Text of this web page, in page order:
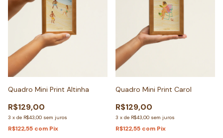
Quadro Mini Print Altinha
R$129,00
3 x de R$43,00 sem juros
R$122,55 com Pix
Quadro Mini Print Carol
R$129,00
3 x de R$43,00 sem juros
R$122,55 com Pix